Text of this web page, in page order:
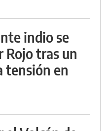
indio se
Rojo tras un
tensión en